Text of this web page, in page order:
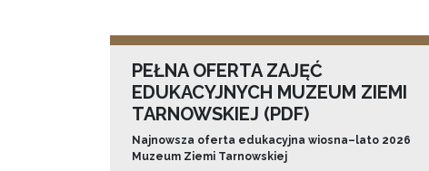
PEŁNA OFERTA ZAJĘĆ
EDUKACYJNYCH MUZEUM ZIEMI
TARNOWSKIEJ (PDF)
Najnowsza oferta edukacyjna wiosna–lato 2026
Muzeum Ziemi Tarnowskiej